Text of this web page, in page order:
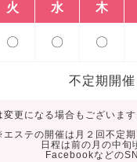
火 水 木
〇 〇 〇
不定期開催
更になる場合もございま
ステの開催は月２回不定期
日程は前の月の中旬
Facebookなどの